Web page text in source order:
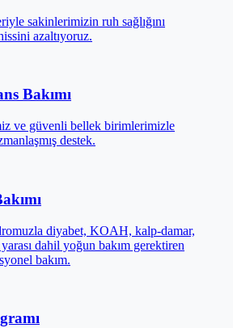
sakinlerimizin ruh sağlığını
azaltıyoruz.
Bakımı
ve güvenli bellek birimlerimizle
destek.
diyabet, KOAH, kalp-damar,
dahil yoğun bakım gerektiren
bakım.